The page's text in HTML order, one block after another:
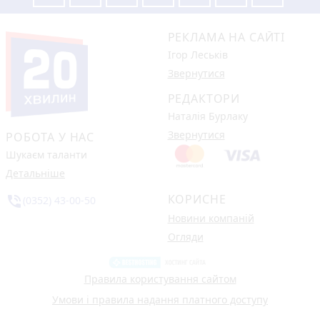
РОБОТА У НАС
Шукаєм таланти
Детальніше
РЕКЛАМА НА САЙТІ
Ігор Леськів
Звернутися
РЕДАКТОРИ
Наталія Бурлаку
Звернутися
КОРИСНЕ
Новини компаній
Огляди
Правила користування сайтом
Умови і правила надання платного доступу